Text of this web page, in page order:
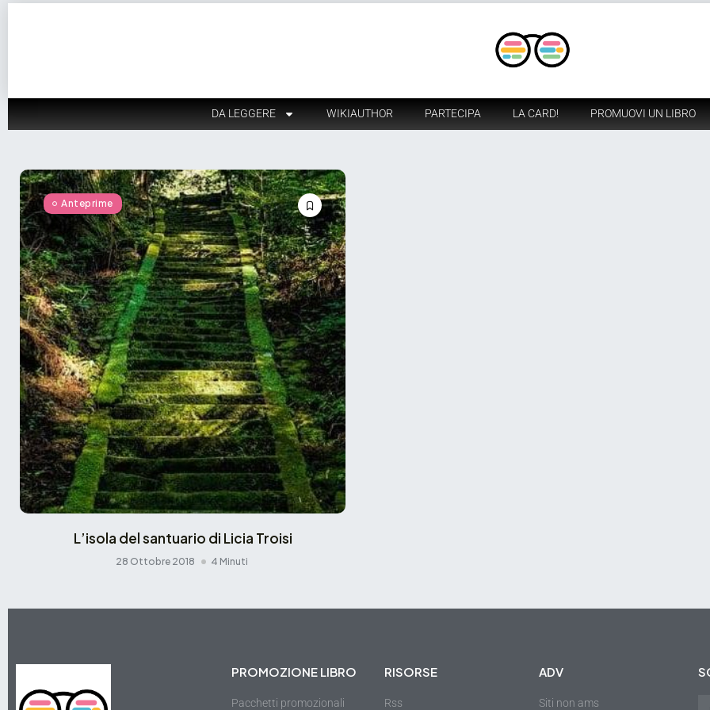
DA LEGGERE WIKIAUTHOR PARTECIPA LA CARD! PROMUOVI UN LIBRO
Anteprime
L’isola del santuario di Licia Troisi
28 Ottobre 2018 4 Minuti
PROMOZIONE LIBRO
Pacchetti promozionali
RISORSE
Rss
ADV
Siti non ams